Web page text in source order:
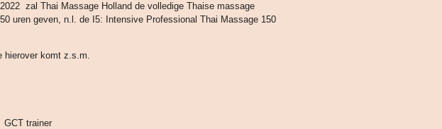
zal Thai Massage Holland de volledige Thaise massage
uren geven, n.l. de I5: Intensive Professional Thai Massage 150
hierover komt z.s.m.
GCT trainer